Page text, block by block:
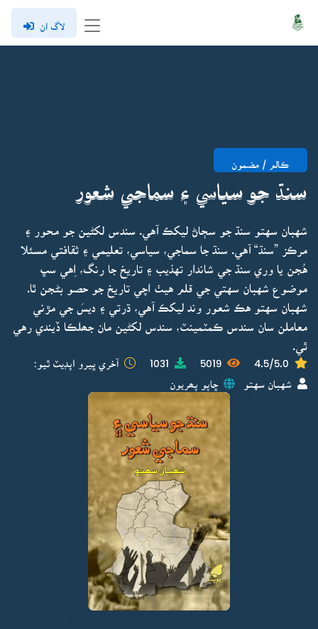
لاگ ان
ڪالم / مضمون
سنڌ جو سياسي ۽ سماجي شعور
شهبان سهتو سنڌ جو سڄاڻ ليکڪ آهي. سندس لکڻين جو محور ۽
مرڪز ”سنڌ“ آهي. سنڌ جا سماجي، سياسي، تعليمي ۽ ثقافتي مسئلا
هُجن يا وري سنڌ جي شاندار تهذيب ۽ تاريخ جا رنگ، اِهي سڀ
موضوع شهبان سهتي جي قلم هيٺ اچي تاريخ جو حصو بڻجن ٿا.
شهبان سهتو هڪ شعور وند ليکڪ آهي، ڌرتي ۽ ديسَ جي مڙني
معاملن سان سندس ڪمٽمينٽ، سندس لکڻين مان جھلڪا ڏيندي رهي
ٿي.
4.5/5.0
5019
1031 آخري ڀيرو اپڊيٽ ٿيو:
شهبان سهتو ڇاپو پھريون